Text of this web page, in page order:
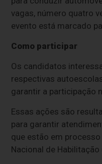
vagas, número quatro
evento está marcado
Como participar
Os candidatos
respectivas
garantir a participação
Essas ações são
para garantir
que estão em
Nacional de Habilitação